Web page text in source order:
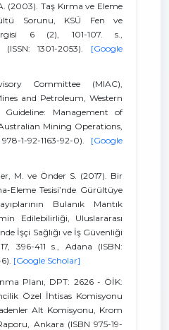
(2003). Taş Kırma ve Eleme
Sorunu, KSÜ Fen ve
6 (2), 101-107. s.,
1301-2053). [Google
Committee (MIAC),
and Petroleum, Western
Guideline: Management of
Mining Operations,
1-92-1163-92-0). [Google
M. ve Önder S. (2017). Bir
Eleme Tesisi’nde Gürültüye
Bulanık Mantık
Edilebilirliği, Uluslararası
İşçi Sağlığı ve İş Güvenliği
396-411 s., Adana (ISBN:
[Google Scholar]
Planı, DPT: 2626 - ÖİK:
Özel İhtisas Komisyonu
Alt Komisyonu, Krom
Ankara (ISBN 975-19-